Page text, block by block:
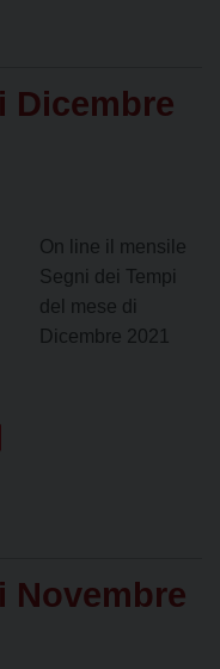
Dicembre
On line il mensile
Segni dei Tempi
del mese di
Dicembre 2021
Novembre